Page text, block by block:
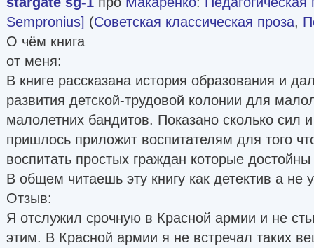
Sempronius] (Советская классическая проза,
О чём книга
от меня:
В книге рассказана история образования и
развития детской-трудовой колонии для
малолетних бандитов. Показано сколько сил
пришлось приложит воспитателям для того
воспитать простых граждан которые
В общем читаешь эту книгу как детектив а не
Отзыв:
Я отслужил срочную в Красной армии и не
этим. В Красной армии я не встречал таких